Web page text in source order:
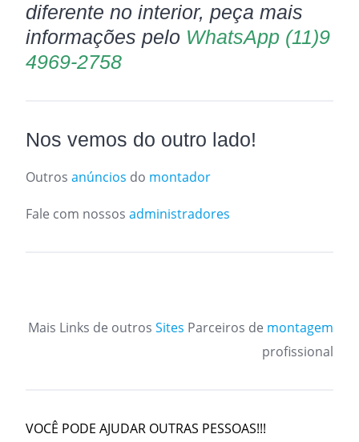
diferente no interior, peça mais
informações pelo WhatsApp (11)9
4969-2758
Nos vemos do outro lado!
Outros anúncios do montador
Fale com nossos administradores
Mais Links de outros Sites Parceiros de montagem
profissional
VOCÊ PODE AJUDAR OUTRAS PESSOAS!!!